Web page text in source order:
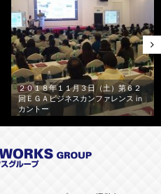
２０１８年１１月３日（土）第６２
回ＥＧＡビジネスカンファレンス in
カントー